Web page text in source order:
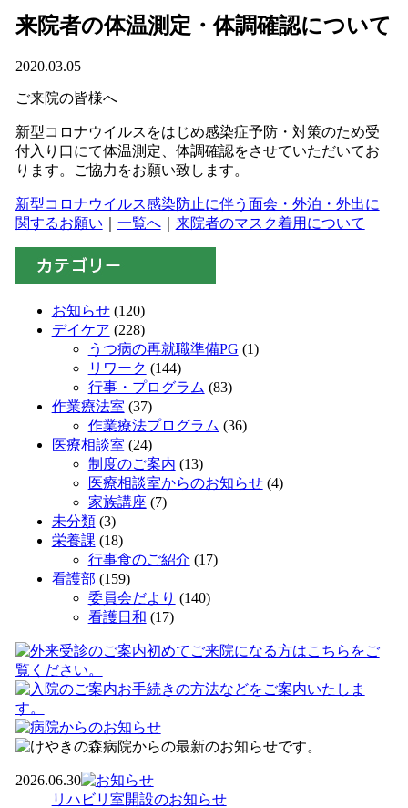
来院者の体温測定・体調確認について
2020.03.05
ご来院の皆様へ
新型コロナウイルスをはじめ感染症予防・対策のため受
付入り口にて体温測定、体調確認をさせていただいてお
ります。ご協力をお願い致します。
新型コロナウイルス感染防止に伴う面会・外泊・外出に
関するお願い
一覧へ｜ 来院者のマスク着用について
お知らせ(120)
デイケア (228)
うつ病の再就職準備PG (1)
リワーク (144)
行事・プログラム (83)
作業療法室 (37)
作業療法プログラム (36)
医療相談室 (24)
制度のご案内 (13)
医療相談室からのお知らせ(4)
家族講座 (7)
未分類(3)
栄養課 (18)
行事食のご紹介 (17)
看護部 (159)
委員会だより (140)
看護日和 (17)
2026.06.30
リハビリ室開設のお知らせ